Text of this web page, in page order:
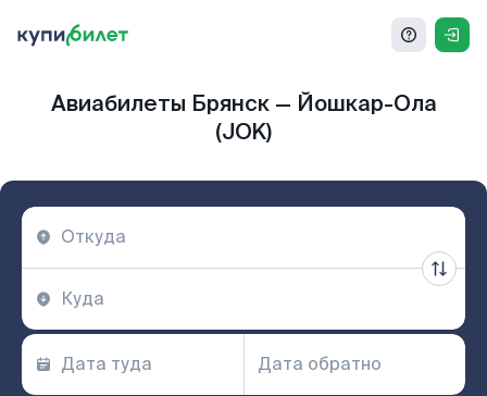
Авиабилеты Брянск — Йошкар-Ола
(JOK)